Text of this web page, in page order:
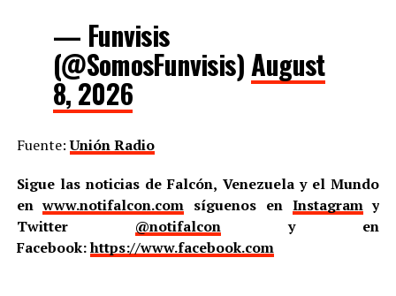
— Funvisis
(@SomosFunvisis) August
8, 2026
Fuente:Unión Radio
Sigue las noticias de Falcón, Venezuela y el Mundo
enwww.notifalcon.com síguenos en Instagramy
Twitter @notifalcony en
Facebook:https://www.facebook.com